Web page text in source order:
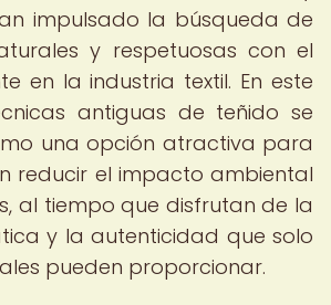
impulsado la búsqueda de
y respetuosas con el
en la industria textil. En este
antiguas de teñido se
una opción atractiva para
reducir el impacto ambiental
al tiempo que disfrutan de la
y la autenticidad que solo
pueden proporcionar.